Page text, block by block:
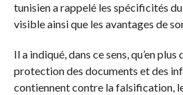
tunisien a rappelé les spécificités
visible ainsi que les avantages de
Il a indiqué, dans ce sens, qu’en
protection des documents et des
contiennent contre la falsification,